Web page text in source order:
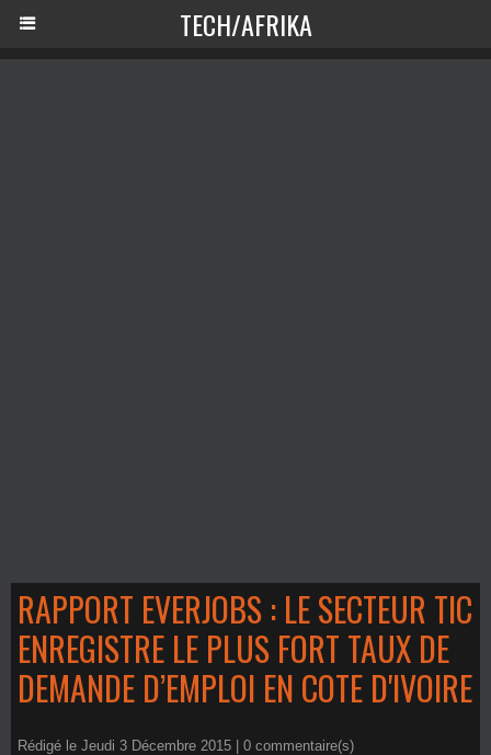
TECH/AFRIKA
RAPPORT EVERJOBS : LE SECTEUR TIC
ENREGISTRE LE PLUS FORT TAUX DE
DEMANDE D’EMPLOI EN COTE D'IVOIRE
Rédigé le Jeudi 3 Décembre 2015 | 0 commentaire(s)